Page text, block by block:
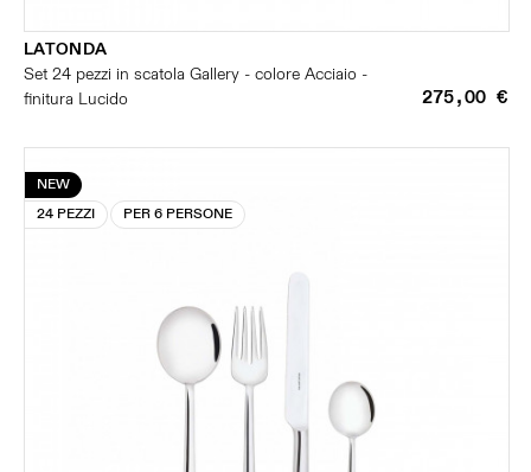
LATONDA
Set 24 pezzi in scatola Gallery - colore Acciaio -
finitura Lucido
275,00 €
NEW
24 PEZZI
PER 6 PERSONE